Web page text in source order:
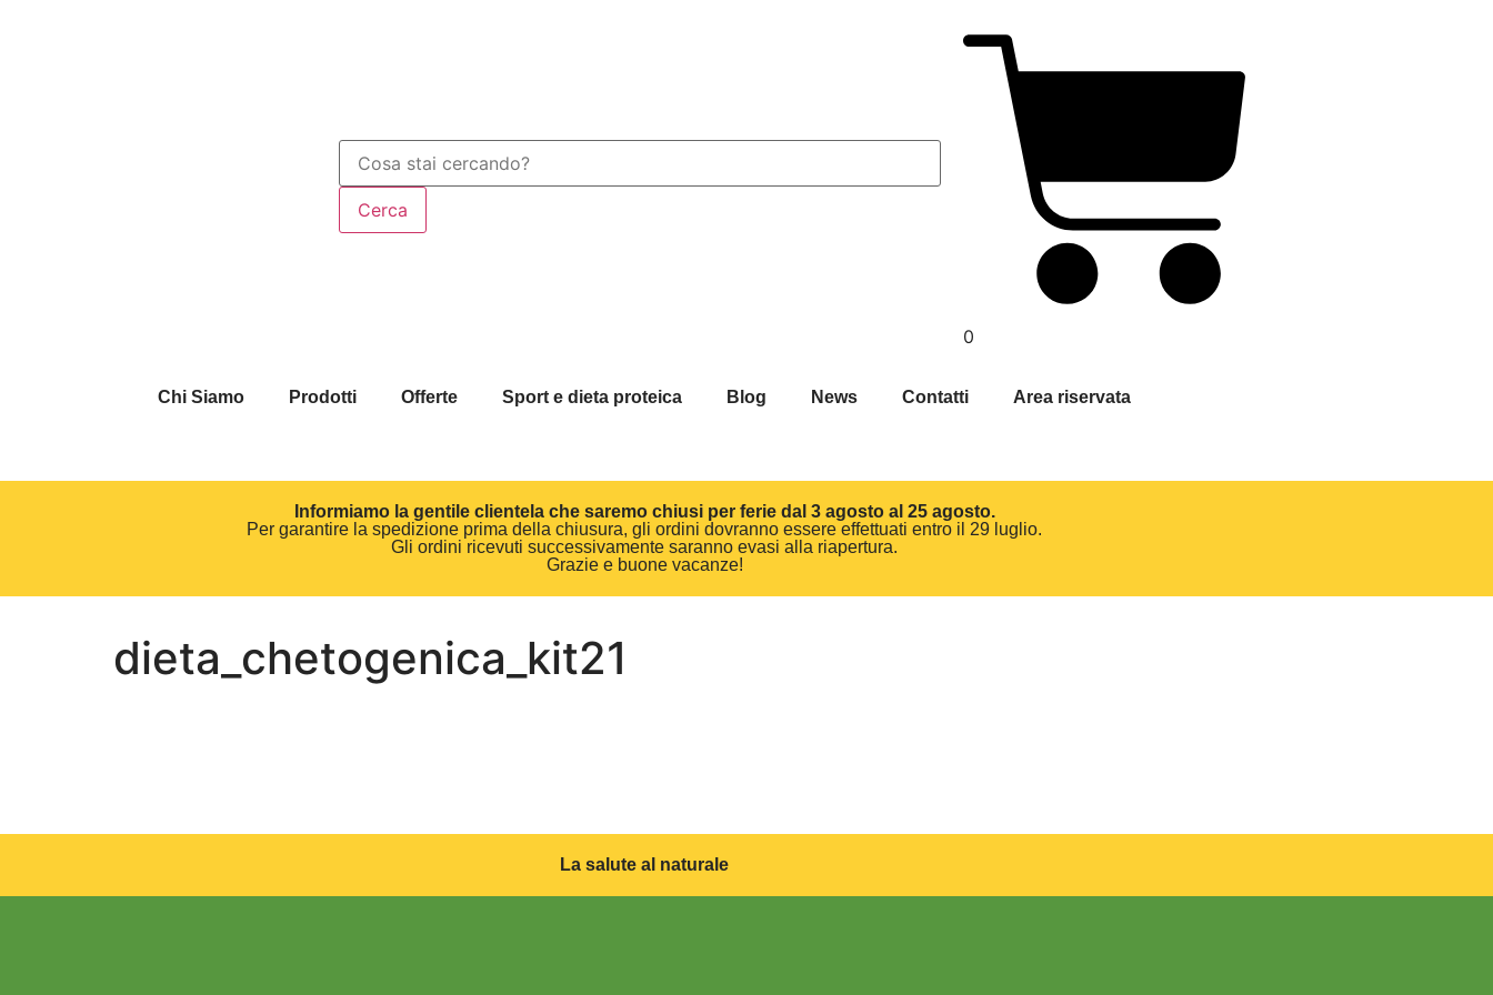
0
Chi Siamo Prodotti Offerte Sport e dieta proteica Blog News Contatti Area riservata
Informiamo la gentile clientela che saremo chiusi per ferie dal 3 agosto al 25 agosto.
Per garantire la spedizione prima della chiusura, gli ordini dovranno essere effettuati entro il 29 luglio.
Gli ordini ricevuti successivamente saranno evasi alla riapertura.
Grazie e buone vacanze!
dieta_chetogenica_kit21
La salute al naturale